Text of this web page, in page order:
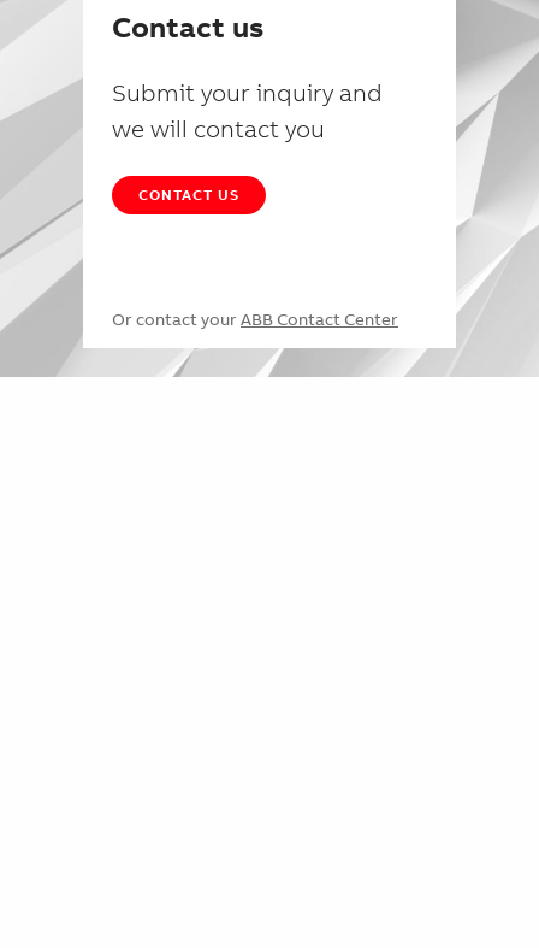
Contact us
Submit your inquiry and
we will contact you
CONTACT US
Or contact your ABB Contact Center